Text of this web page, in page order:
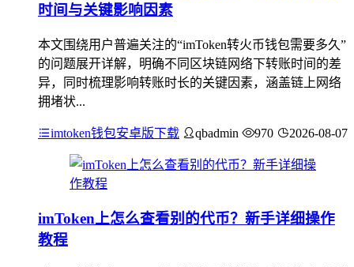
时间与关键影响因素
本文围绕用户普遍关注的“imToken转火币钱包需要多久”
的问题展开详解，明确不同区块链网络下转账时间的差
异，同时梳理影响转账时长的关键因素，涵盖链上网络
拥堵状...
imtoken钱包安卓版下载 qbadmin 970 2026-08-07
imToken上怎么查看别的代币？新手详细操作
教程